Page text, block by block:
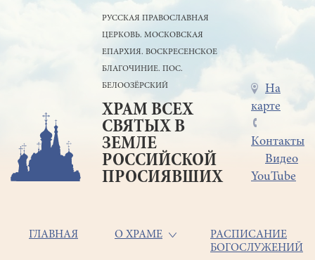
РУССКАЯ ПРАВОСЛАВНАЯ
ЦЕРКОВЬ. МОСКОВСКАЯ
ЕПАРХИЯ. ВОСКРЕСЕНСКОЕ
БЛАГОЧИНИЕ. ПОС.
БЕЛООЗЁРСКИЙ
ХРАМ ВСЕХ
СВЯТЫХ В
ЗЕМЛЕ
РОССИЙСКОЙ
ПРОСИЯВШИХ
Меню
в
шапке
На
карте
Контакты
Видео
YouTube
Основная
ГЛАВНАЯ О ХРАМЕ
РАСПИСАНИЕ
БОГОСЛУЖЕНИЙ